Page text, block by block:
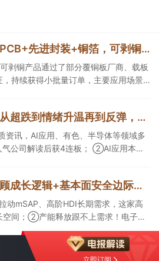
【机构龙虎榜解读】PCB+先进封装+铜箔，可剥铜产品通过了部分覆铜板厂商、载板厂商及相关芯片终端的认证，持续获得小批量订单，主要应用场景包括芯片封装光模块用PCB，机构大额净买入这家公司
铜产品通过了部分覆铜板厂商、载板
持续获得小批量订单，主要应用场景
承接细胞与基因治疗产品商业化受托生
买入。
【九点特供周回顾】从超跌到情绪升温再到反弹，栏目梳理AI应用题材逻辑，AI教育人气公司解读后获4连板
讯，AI应用、有色、半导体等领域多
读后获4连板； ②AI应用本周
2家核心公司双双涨停。
【风口研报回顾】兼顾成长逻辑+基本面安全边际！王牌自营前瞻覆盖“pcb+MLCC+电子布”，梳理AI产业链优质标的“深坑起跳”
mSAP、高阶HDI长期需求，这家高
空间；②产能释放跟不上需求！电子布
再梳理行业逻辑，人气龙头涨超3成；
景气周期持续！这家公司扩产、涨
自营前瞻捕捉“预期差”，3日大涨